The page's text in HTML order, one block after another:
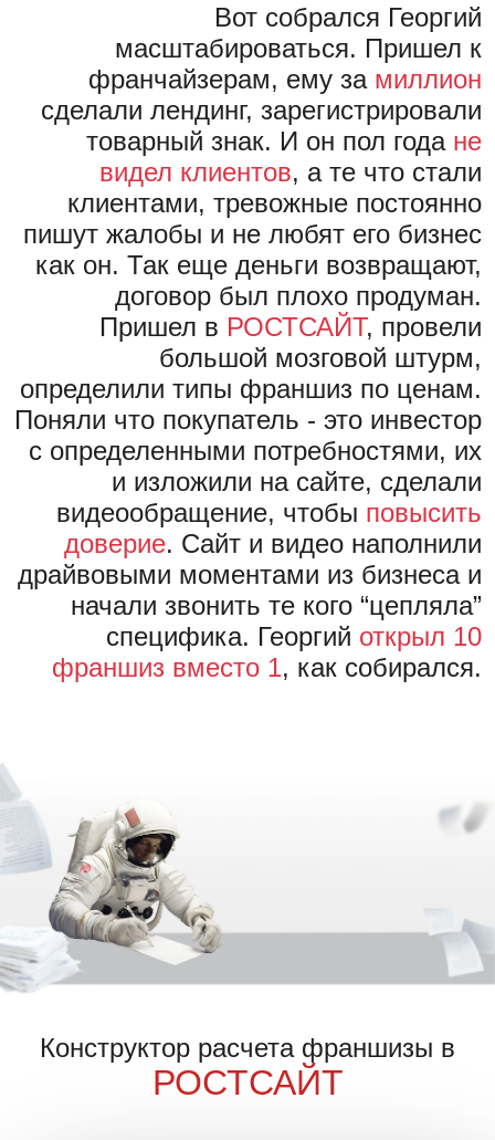
Вот собрался Георгий
масштабироваться. Пришел к
франчайзерам, ему за миллион
сделали лендинг, зарегистрировали
товарный знак. И он пол года не
видел клиентов, а те что стали
клиентами, тревожные постоянно
пишут жалобы и не любят его бизнес
как он. Так еще деньги возвращают,
договор был плохо продуман.
Пришел в РОСТСАЙТ, провели
большой мозговой штурм,
определили типы франшиз по ценам.
Поняли что покупатель - это инвестор
с определенными потребностями, их
и изложили на сайте, сделали
видеообращение, чтобы повысить
доверие. Сайт и видео наполнили
драйвовыми моментами из бизнеса и
начали звонить те кого “цепляла”
специфика. Георгий открыл 10
франшиз вместо 1, как собирался.
Конструктор расчета франшизы в
РОСТСАЙТ